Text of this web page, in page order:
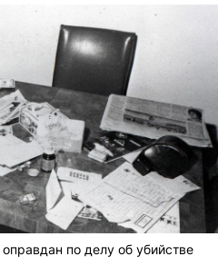
по делу об убийстве